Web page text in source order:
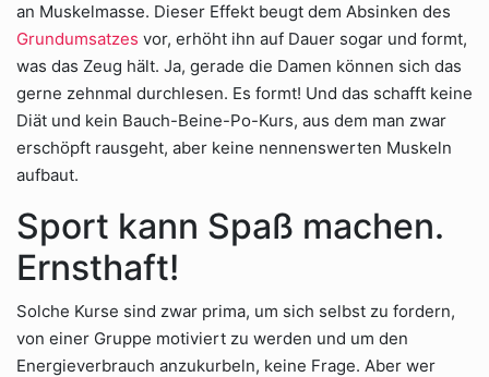
an Muskelmasse. Dieser Effekt beugt dem Absinken des
Grundumsatzes vor, erhöht ihn auf Dauer sogar und formt,
was das Zeug hält. Ja, gerade die Damen können sich das
gerne zehnmal durchlesen. Es formt! Und das schafft keine
Diät und kein Bauch-Beine-Po-Kurs, aus dem man zwar
erschöpft rausgeht, aber keine nennenswerten Muskeln
aufbaut.
Sport kann Spaß machen.
Ernsthaft!
Solche Kurse sind zwar prima, um sich selbst zu fordern,
von einer Gruppe motiviert zu werden und um den
Energieverbrauch anzukurbeln, keine Frage. Aber wer